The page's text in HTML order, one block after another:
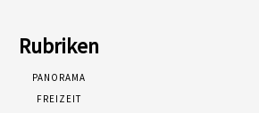
Rubriken
PANORAMA
FREIZEIT